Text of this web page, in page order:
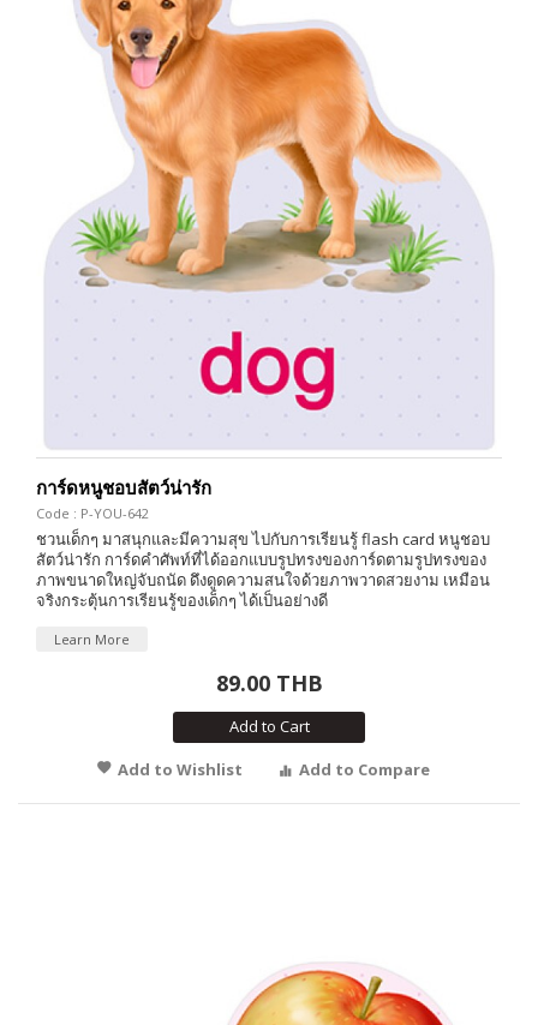
การ์ดหนูชอบสัตว์น่ารัก
Code : P-YOU-642
ชวนเด็กๆ มาสนุกและมีความสุข ไปกับการเรียนรู้ flash card หนูชอบ
สัตว์น่ารัก การ์ดคำศัพท์ที่ได้ออกแบบรูปทรงของการ์ดตามรูปทรงของ
ภาพขนาดใหญ่จับถนัด ดึงดูดความสนใจด้วยภาพวาดสวยงาม เหมือน
จริงกระตุ้นการเรียนรู้ของเด็กๆ ได้เป็นอย่างดี
Learn More
89.00 THB
Add to Cart
Add to Wishlist
Add to Compare